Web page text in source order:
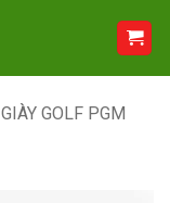
GIÀY GOLF PGM